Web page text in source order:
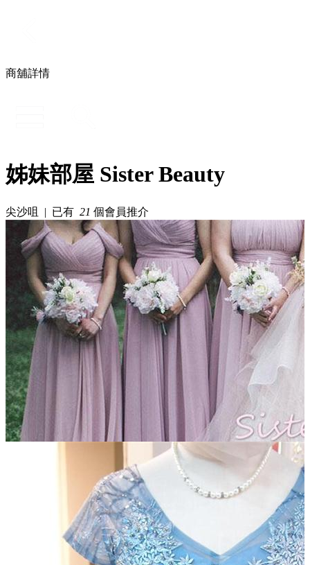
商舖詳情
姊妹部屋 Sister Beauty
尖沙咀 | 已有 21 個會員推介